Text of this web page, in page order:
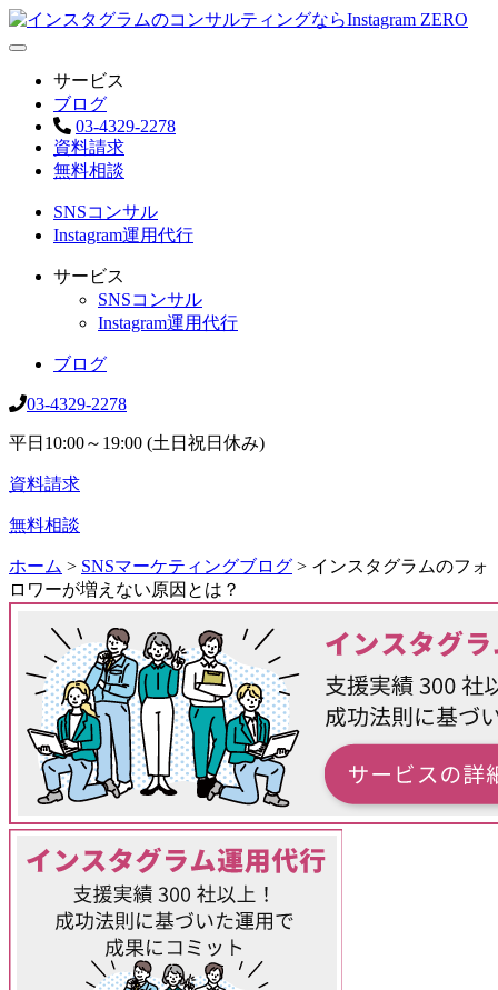
サービス
ブログ
03-4329-2278
資料請求
無料相談
SNSコンサル
Instagram運用代行
サービス
SNSコンサル
Instagram運用代行
ブログ
03-4329-2278
平日10:00～19:00 (土日祝日休み)
資料請求
無料相談
ホーム > SNSマーケティングブログ > インスタグラムのフォ
ロワーが増えない原因とは？